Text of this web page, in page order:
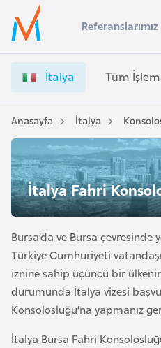
Ülke Seçimi
Başvuru yapmak istediğiniz ülkeyi seçin
Üye
Girişi
t
l
y
a
V
i
z
e
İ
ş
l
e
m
r
i
Referanslarımız
İtalya Tüm
Anasayfa İtalya
İtalya Fahri
Bursa’da ve Bursa
Türkiye Cumhuriyeti
iznine sahip üçüncü bir
durumunda İtalya vizesi
Konsolosluğu’na yapmanız
İtalya Bursa Fahri
s
t
r
a
A
v
u
t
u
r
y
a